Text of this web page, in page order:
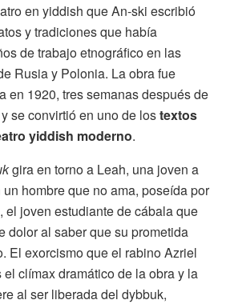
en yiddish que An-ski escribió
y tradiciones que había
de trabajo etnográfico en las
Rusia y Polonia. La obra fue
en 1920, tres semanas después de
se convirtió en uno de lostextos
yiddish moderno.
gira en torno a Leah, una joven a
hombre que no ama, poseída por
el joven estudiante de cábala que
dolor al saber que su prometida
El exorcismo que el rabino Azriel
clímax dramático de la obra y la
al ser liberada del dybbuk,